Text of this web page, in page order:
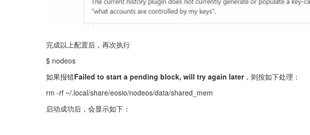
完成以上配置后，再次执行
$ nodeos
如果报错Failed to start a pending block, will try again later，则按如下处理：
rm -rf ~/.local/share/eosio/nodeos/data/shared_mem
启动成功后，会显示如下：